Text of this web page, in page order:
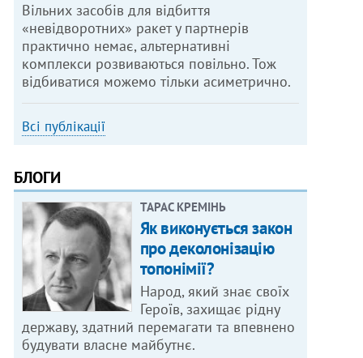
Вільних засобів для відбиття
«невідворотних» ракет у партнерів
практично немає, альтернативні
комплекси розвиваються повільно. Тож
відбиватися можемо тільки асиметрично.
Всі публікації
БЛОГИ
ТАРАС КРЕМІНЬ
Як виконується закон
про деколонізацію
топонімії?
Народ, який знає своїх
Героїв, захищає рідну
державу, здатний перемагати та впевнено
будувати власне майбутнє.